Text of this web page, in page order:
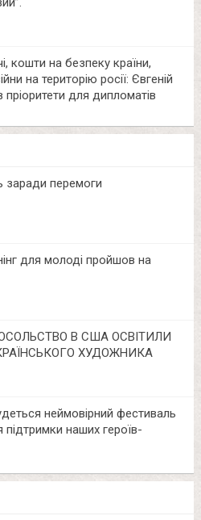
кошти на безпеку країни,
на територію росії: Євгеній
для дипломатів
перемоги
для молоді пройшов на
В США ОСВІТИЛИ
ХУДОЖНИКА
неймовірний фестиваль
підтримки наших героїв-